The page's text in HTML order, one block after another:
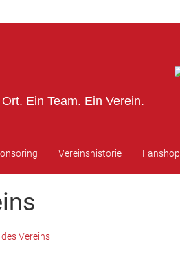
Ein Team. Ein Verein.
Vereinshistorie Fanshop
Vereins